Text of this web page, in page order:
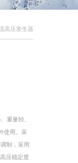
高压发生器
重量轻、
使用。采
制，采用
压稳定度